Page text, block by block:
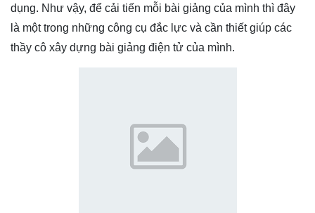
dụng. Như vậy, để cải tiến mỗi bài giảng của mình thì đây
là một trong những công cụ đắc lực và cần thiết giúp các
thầy cô xây dựng bài giảng điện tử của mình.